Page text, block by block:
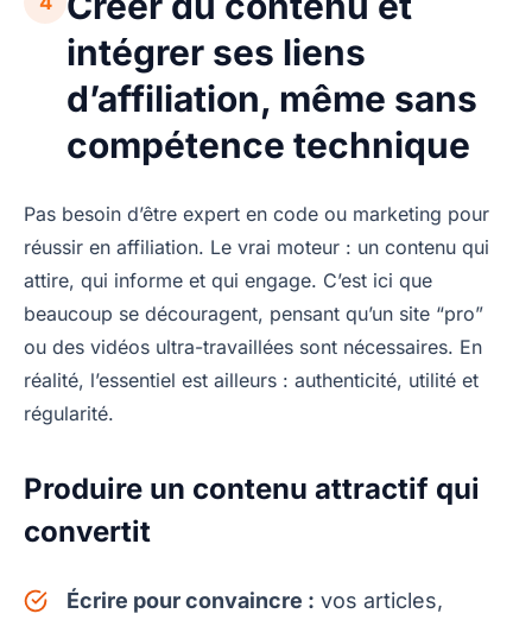
intégrer ses liens
d’affiliation, même sans
compétence technique
Pas besoin d’être expert en code ou marketing pour
réussir en affiliation. Le vrai moteur : un contenu qui
attire, qui informe et qui engage. C’est ici que
beaucoup se découragent, pensant qu’un site “pro”
ou des vidéos ultra-travaillées sont nécessaires. En
réalité, l’essentiel est ailleurs : authenticité, utilité et
régularité.
Produire un contenu attractif qui
convertit
Écrire pour convaincre : vos articles,